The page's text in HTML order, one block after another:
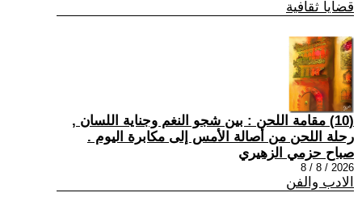
قضايا ثقافية
(10) مقامة اللحن : بين شجو النغم وجناية اللسان ,
رحلة اللحن من أصالة الأمس إلى مكابرة اليوم .
صباح حزمي الزهيري
2026 / 8 / 8
الادب والفن